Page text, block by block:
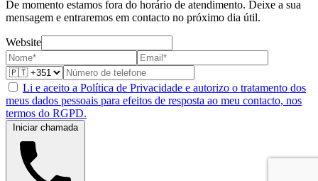
De momento estamos fora do horário de atendimento. Deixe a sua
mensagem e entraremos em contacto no próximo dia útil.
Website
Li e aceito a Política de Privacidade e autorizo o tratamento dos
meus dados pessoais para efeitos de resposta ao meu contacto, nos
termos do RGPD.
Iniciar chamada